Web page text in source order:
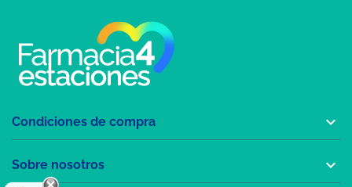
Condiciones de compra 
Sobre nosotros 